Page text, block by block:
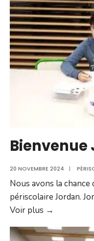
Bienvenue
20 NOVEMBRE 2024 |
Nous avons la chance
périscolaire Jordan.
Voir plus →